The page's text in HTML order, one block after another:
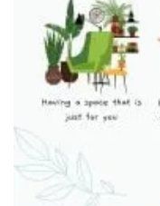
Аутичный человек в
празднике
Сенсорный набор для